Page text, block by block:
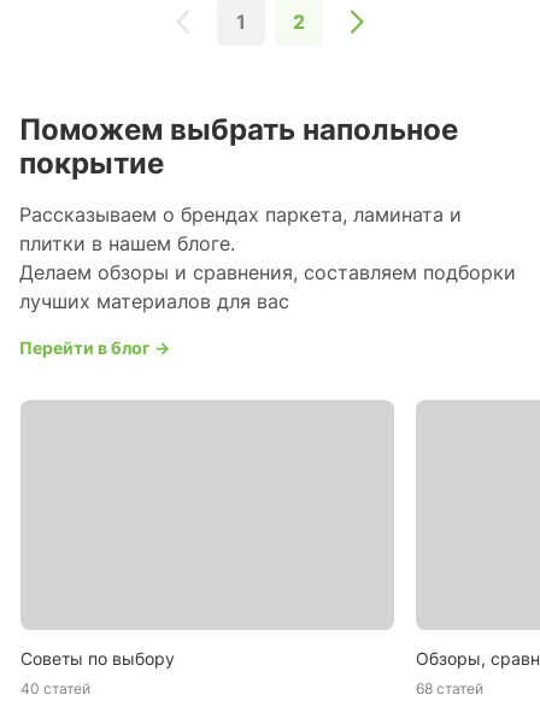
1 2
Поможем выбрать напольное
покрытие
Рассказываем о брендах паркета, ламината и
плитки в нашем блоге.
Делаем обзоры и сравнения, составляем подборки
лучших материалов для вас
Перейти в блог →
Советы по выбору
40 статей
Обзоры,
68 статей